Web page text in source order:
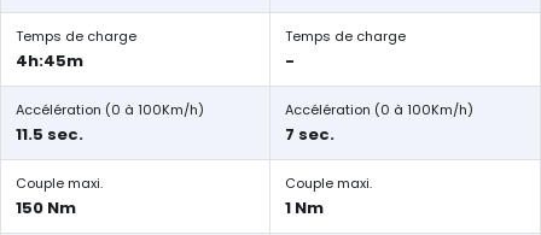
Temps de charge
4h:45m
Temps de charge
-
Accélération (0 à 100Km/h)
11.5 sec.
Accélération (0 à 100Km/h)
7 sec.
Couple maxi.
150 Nm
Couple maxi.
1 Nm